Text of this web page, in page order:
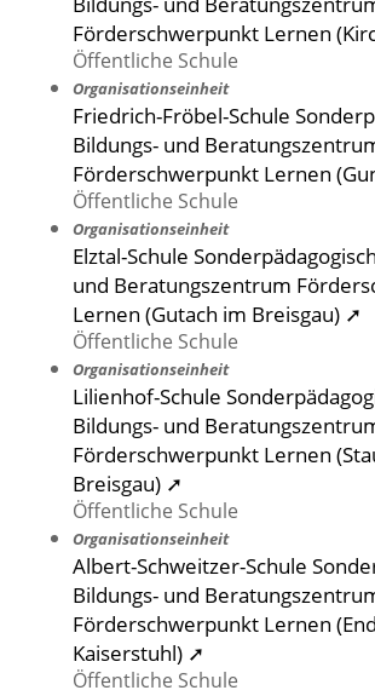
Förderschwerpunkt Lernen
Öffentliche Schule
Organisationseinheit
Friedrich-Fröbel-Schule
Bildungs- und
Förderschwerpunkt Lernen
Öffentliche Schule
Organisationseinheit
Elztal-Schule
und Beratungszentrum
Lernen (Gutach im Breisgau) ➚
Öffentliche Schule
Organisationseinheit
Lilienhof-Schule
Bildungs- und
Förderschwerpunkt Lernen
Breisgau) ➚
Öffentliche Schule
Organisationseinheit
Albert-Schweitzer-Schule
Bildungs- und
Förderschwerpunkt Lernen
Kaiserstuhl) ➚
Öffentliche Schule